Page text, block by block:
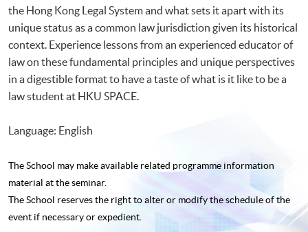
the Hong Kong Legal System and what sets it apart with its
unique status as a common law jurisdiction given its historical
context. Experience lessons from an experienced educator of
law on these fundamental principles and unique perspectives
in a digestible format to have a taste of what is it like to be a
law student at HKU SPACE.
Language: English
The School may make available related programme information
material at the seminar.
The School reserves the right to alter or modify the schedule of the
event if necessary or expedient.